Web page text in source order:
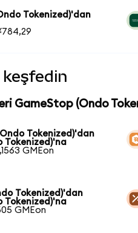
Tokenized)'dan
keşfedin
GameStop (Ondo
Tokenized)'dan
Tokenized)'na
GMEon
Tokenized)'dan
Tokenized)'na
GMEon